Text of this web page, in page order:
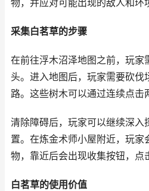
物，并应对可能出现的敌人和环
采集白茗草的步骤
在前往浮木沼泽地图之前，玩家
头。进入地图后，玩家需要砍伐
路。这些树木可以通过连续点击
清除障碍后，玩家可以继续深入
置。在炼金术师小屋附近，玩家
物，靠近后会出现收集按钮，点
白茗草的使用价值